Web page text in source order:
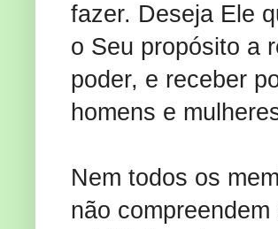
fazer. Deseja Ele
o Seu propósito a
poder, e receber
homens e
Nem todos os
não